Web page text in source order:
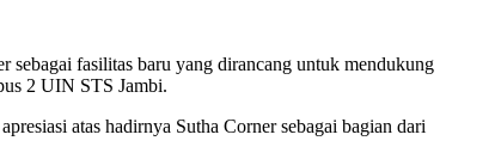
fasilitas baru yang dirancang untuk mendukung
2 UIN STS Jambi.
atas hadirnya Sutha Corner sebagai bagian dari